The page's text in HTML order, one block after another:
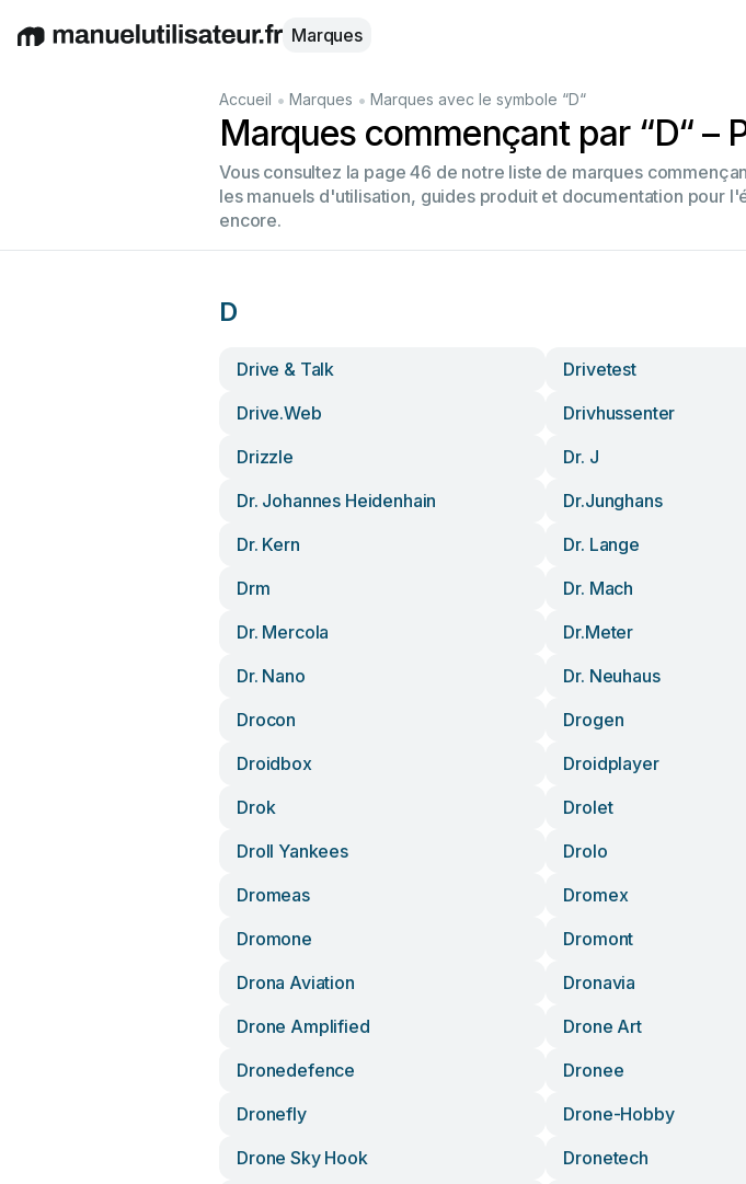
EnglishDeutschEspañolItalianoFrançais
Marques
Accueil • Marques • Marques avec le symbole “D“
Marques commençant par “D“ –
Vous consultez la page 46 de notre liste de marques
les manuels d'utilisation, guides produit et documentation pour
encore.
D
Drive & Talk Drivetest
Drive.web
Drivhussenter
Drizzle
Dr. J
Dr. Johannes Heidenhain
Dr.junghans
Dr. Kern
Dr. Lange
Drm
Dr. Mach
Dr. Mercola
Dr.meter
Dr. Nano
Dr. Neuhaus
Drocon
Drogen
Droidbox
Droidplayer
Drok
Drolet
Droll Yankees
Drolo
Dromeas
Dromex
Dromone
Dromont
Drona Aviation
Dronavia
Drone Amplified
Drone Art
Dronedefence
Dronee
Dronefly
Drone-Hobby
Drone Sky Hook
Dronetech